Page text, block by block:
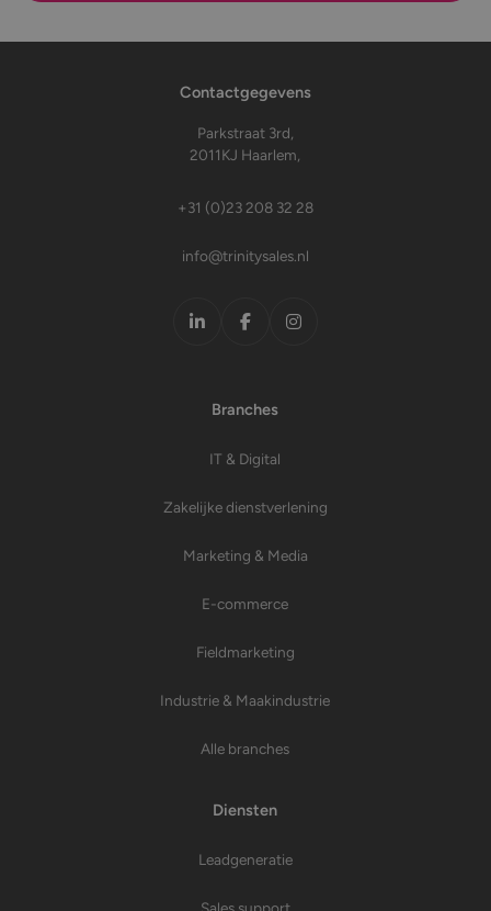
Contactgegevens
Parkstraat 3rd,
2011KJ Haarlem,
+31 (0)23 208 32 28
info@trinitysales.nl
LinkedInFacebookInstagram
Branches
IT & Digital
Zakelijke dienstverlening
Marketing & Media
E-commerce
Fieldmarketing
Industrie & Maakindustrie
Alle branches
Diensten
Leadgeneratie